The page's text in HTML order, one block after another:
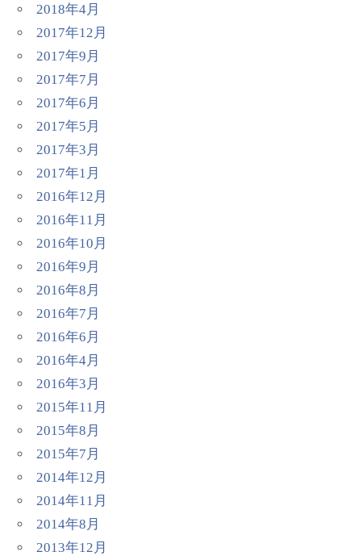
2018年4月
2017年12月
2017年9月
2017年7月
2017年6月
2017年5月
2017年3月
2017年1月
2016年12月
2016年11月
2016年10月
2016年9月
2016年8月
2016年7月
2016年6月
2016年4月
2016年3月
2015年11月
2015年8月
2015年7月
2014年12月
2014年11月
2014年8月
2013年12月